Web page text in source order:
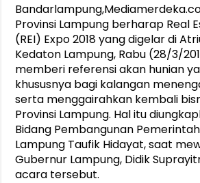
Provinsi Lampung berharap Real
(REI) Expo 2018 yang digelar di
Kedaton Lampung, Rabu (28/3/
memberi referensi akan hunian
khususnya bagi kalangan
serta menggairahkan kembali
Provinsi Lampung. Hal itu
Bidang Pembangunan
Lampung Taufik Hidayat, saat
Gubernur Lampung, Didik
acara tersebut.